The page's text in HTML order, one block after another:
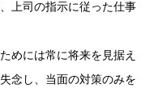
上司の指示に従った仕事
めには常に将来を見据え
念し、当面の対策のみを